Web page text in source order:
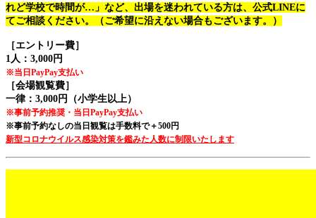
れど学校で時間が…」など、出場を迷われている方は、公式LINEに
てご相談ください。（ご希望に沿えない場合もございます。）
［エントリー費］
1人：3,000円
※当日PayPay支払い
［会場観覧費］
一律：3,000円（小学生以上）
※事前予約推奨・当日PayPay支払い
※事前予約なしの当日観覧は手数料で＋500円
新型コロナウイルス感染対策を鑑みた人数に制限いたします